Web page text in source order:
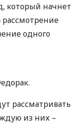
который начнет
рассмотрение
одного
рассматривать
из них –